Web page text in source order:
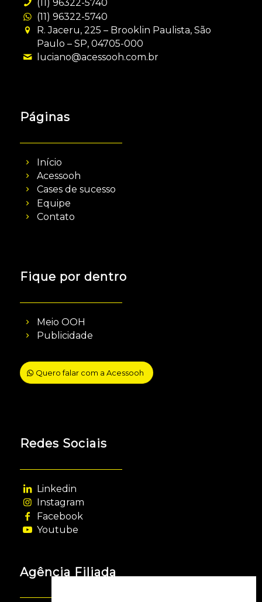
(11) 96322-5740
(11) 96322-5740
R. Jaceru, 225 – Brooklin Paulista, São
Paulo – SP, 04705-000
luciano@acessooh.com.br
Páginas
Início
Acessooh
Cases de sucesso
Equipe
Contato
Fique por dentro
Meio OOH
Publicidade
Quero falar com a Acessooh
Redes Sociais
Linkedin
Instagram
Facebook
Youtube
Agência Filiada